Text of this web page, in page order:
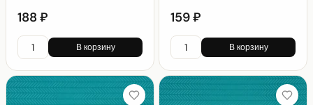
188 ₽
В корзину
159 ₽
В корзину